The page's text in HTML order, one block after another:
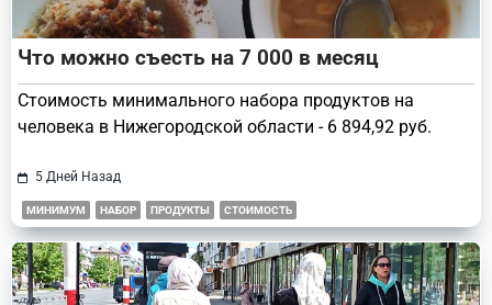
Что можно съесть на 7 000 в месяц
Стоимость минимального набора продуктов на
человека в Нижегородской области - 6 894,92 руб.
5 Дней Назад
МИНИМУМ НАБОР ПРОДУКТЫ СТОИМОСТЬ